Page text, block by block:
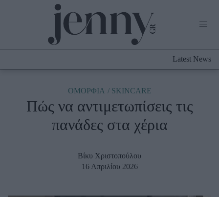
Culture
Fashion
Latest News
ΟΜΟΡΦΙΑ SKINCARE
Πώς να αντιμετωπίσεις τις
πανάδες στα χέρια
Βίκυ Χριστοπούλου
16 Απριλίου 2026